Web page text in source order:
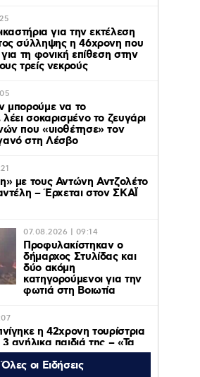
για την εκτέλεση
σύλληψης η 46χρονη που
για τη φονική επίθεση στην
τρείς νεκρούς
μπορούμε να το
σοκαρισμένο το ζευγάρι
που «υιοθέτησε» τον
στη Λέσβο
με τους Αντώνη Αντζολέτο
– Έρχεται στον ΣΚΑΪ
07.08.2026 | 09:14
Προφυλακίστηκαν ο
δήμαρχος Στυλίδας και
δύο ακόμη
κατηγορούμενοι για την
φωτιά στη Βοιωτία
η 42χρονη τουρίστρια
ανήλικα παιδιά της – «Τα
και έκλαιγαν, ήταν σε
Όλες οι Ειδήσεις